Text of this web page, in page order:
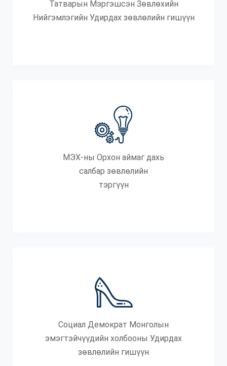
Татварын Мэргэшсэн Зөвлөхийн
Нийгэмлэгийн Удирдах зөвлөлийн гишүүн
МЭХ-ны Орхон аймаг дахь
салбар зөвлөлийн
тэргүүн
Социал Демократ Монголын
эмэгтэйчүүдийн холбооны Удирдах
зөвлөлийн гишүүн